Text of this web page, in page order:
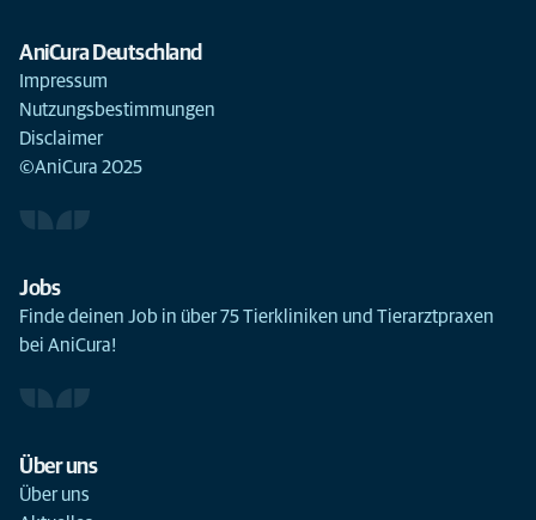
AniCura Deutschland
Impressum
Nutzungsbestimmungen
Disclaimer
©AniCura 2025
Jobs
Finde deinen Job in über 75 Tierkliniken und Tierarztpraxen
bei AniCura!
Über uns
Über uns